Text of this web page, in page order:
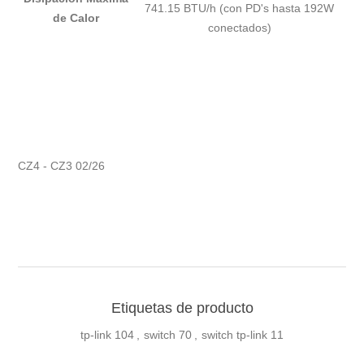
de Calor
741.15 BTU/h (con PD's hasta 192W
conectados)
CZ4 - CZ3 02/26
Etiquetas de producto
tp-link 104 , switch 70 , switch tp-link 11